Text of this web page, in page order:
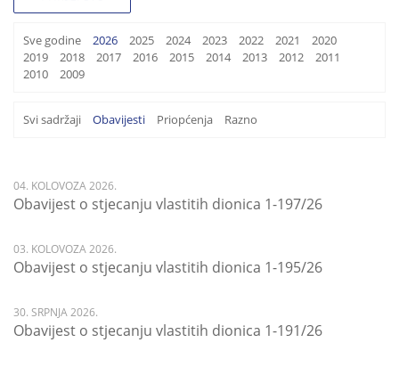
Sve godine 2026 2025 2024 2023 2022 2021
2020
2019
2018 2017 2016 2015 2014 2013 2012
2011
2010
2009
Svi sadržaji Obavijesti Priopćenja Razno
04. KOLOVOZA 2026.
Obavijest o stjecanju vlastitih dionica 1-197/26
03. KOLOVOZA 2026.
Obavijest o stjecanju vlastitih dionica 1-195/26
30. SRPNJA 2026.
Obavijest o stjecanju vlastitih dionica 1-191/26